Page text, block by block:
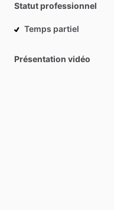
Statut professionnel
Temps partiel
Présentation vidéo